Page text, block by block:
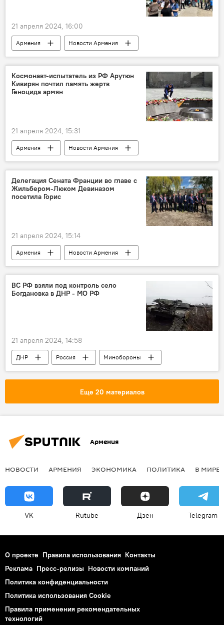
21 апреля 2024, 16:00
Армения
Новости Армения
Ситуация на армяно-азербайджанской границе: что происходит?
разминирование
Ереван
трасса
Тавуш
Космонавт-испытатель из РФ Арутюн
Кивирян почтил память жертв
Геноцида армян
21 апреля 2024, 15:31
Армения
Новости Армения
космонавт
РФ
Россия
жертвы
Геноцид армян память
Делегация Сената Франции во главе с
Жильбером-Люком Девиназом
посетила Горис
21 апреля 2024, 15:14
Армения
Новости Армения
Франция
Горис
ВС РФ взяли под контроль село
Богдановка в ДНР - МО РФ
21 апреля 2024, 14:58
ДНР Россия
Минобороны
Защита Донбасса. Спецоперация РФ на Украине
Еще 20 материалов
Армения
НОВОСТИ АРМЕНИЯ ЭКОНОМИКА ПОЛИТИКА В МИРЕ
VK Rutube Дзен Telegram
О проекте Правила использования Контакты
Реклама Пресс-релизы Новости компаний
Политика конфиденциальности
Политика использования Cookie
Правила применения рекомендательных
технологий